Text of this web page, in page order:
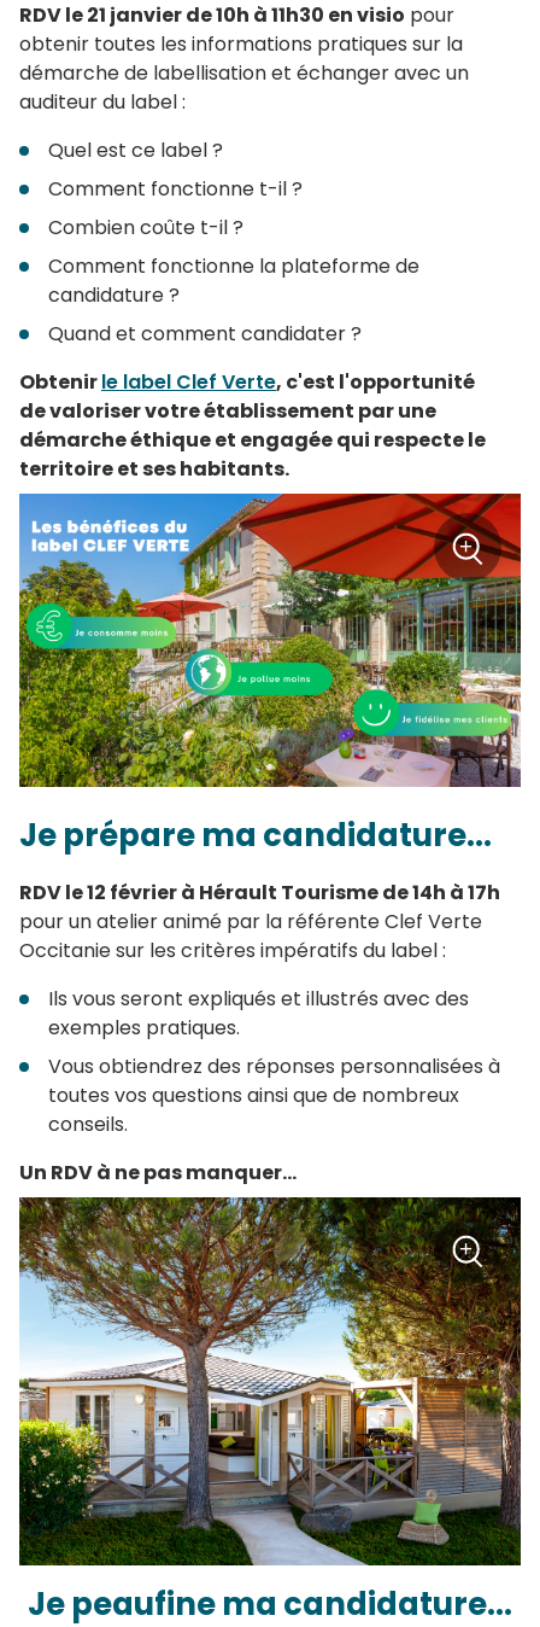
RDV le 21 janvier de 10h à 11h30 en visio pour
obtenir toutes les informations pratiques sur la
démarche de labellisation et échanger avec un
auditeur du label :
Quel est ce label ?
Comment fonctionne t-il ?
Combien coûte t-il ?
Comment fonctionne la plateforme de
candidature ?
Quand et comment candidater ?
Obtenirle label Clef Verte, c'est l'opportunité
de valoriser votre établissement par une
démarche éthique et engagée qui respecte le
territoire et ses habitants.
Zoom
+
Je prépare ma candidature...
RDV le 12 février à Hérault Tourisme de 14h à 17h
pour un atelier animé par la référente Clef Verte
Occitanie sur les critères impératifs du label :
Ils vous seront expliqués et illustrés avec des
exemples pratiques.
Vous obtiendrez des réponses personnalisées à
toutes vos questions ainsi que de nombreux
conseils.
Un RDV à ne pas manquer...
Zoom
+
Je peaufine ma candidature...